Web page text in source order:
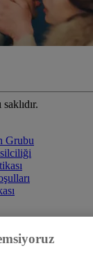
Grubu